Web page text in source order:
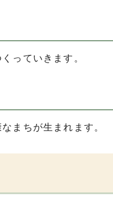
っていきます。
まちが生まれます。